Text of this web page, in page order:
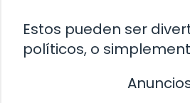
Estos pueden ser
políticos, o